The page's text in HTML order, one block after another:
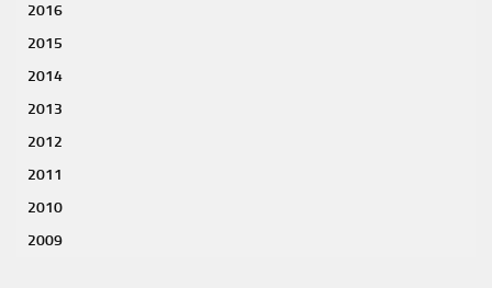
2016
2015
2014
2013
2012
2011
2010
2009